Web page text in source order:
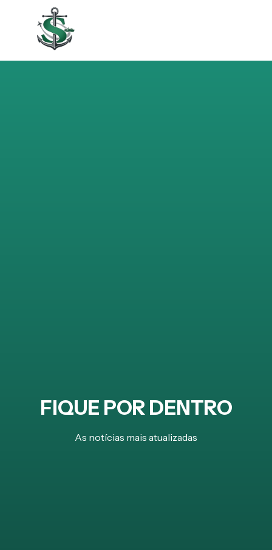
FIQUE POR DENTRO
As notícias mais atualizadas